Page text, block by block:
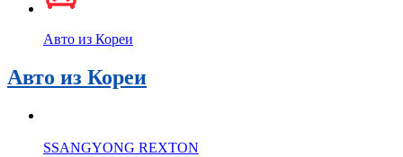
Авто из Кореи
Авто из Кореи
SSANGYONG REXTON